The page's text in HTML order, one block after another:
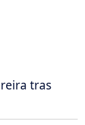
tras